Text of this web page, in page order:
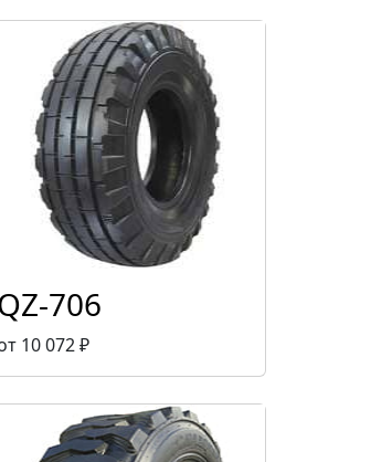
706
10 072 ₽